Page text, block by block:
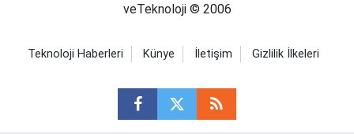
veTeknoloji © 2006
Teknoloji Haberleri Künye İletişim Gizlilik İlkeleri